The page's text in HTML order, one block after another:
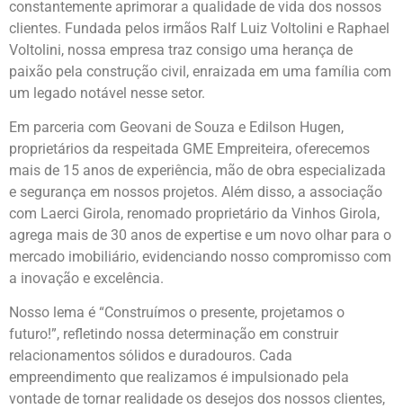
constantemente aprimorar a qualidade de vida dos nossos
clientes. Fundada pelos irmãos Ralf Luiz Voltolini e Raphael
Voltolini, nossa empresa traz consigo uma herança de
paixão pela construção civil, enraizada em uma família com
um legado notável nesse setor.
Em parceria com Geovani de Souza e Edilson Hugen,
proprietários da respeitada GME Empreiteira, oferecemos
mais de 15 anos de experiência, mão de obra especializada
e segurança em nossos projetos. Além disso, a associação
com Laerci Girola, renomado proprietário da Vinhos Girola,
agrega mais de 30 anos de expertise e um novo olhar para o
mercado imobiliário, evidenciando nosso compromisso com
a inovação e excelência.
Nosso lema é “Construímos o presente, projetamos o
futuro!”, refletindo nossa determinação em construir
relacionamentos sólidos e duradouros. Cada
empreendimento que realizamos é impulsionado pela
vontade de tornar realidade os desejos dos nossos clientes,